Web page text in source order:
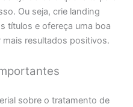
Ou seja, crie landing
títulos e ofereça uma boa
resultados positivos.
sobre o tratamento de